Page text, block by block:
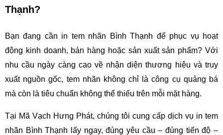
Thạnh?
Bạn đang cần in tem nhãn Bình Thạnh để phục vụ hoạt
động kinh doanh, bán hàng hoặc sản xuất sản phẩm? Với
nhu cầu ngày càng cao về nhận diện thương hiệu và truy
xuất nguồn gốc, tem nhãn không chỉ là công cụ quảng bá
mà còn là tiêu chuẩn không thể thiếu trên mỗi mặt hàng.
Tại Mã Vạch Hưng Phát, chúng tôi cung cấp dịch vụ in tem
nhãn Bình Thạnh lấy ngay, đúng yêu cầu – đúng tiến độ –